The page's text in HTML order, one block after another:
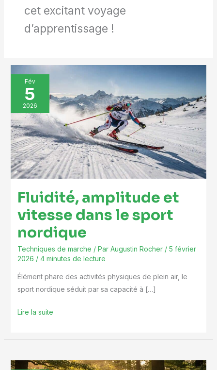
cet excitant voyage
d’apprentissage !
Fév
5
2026
Fluidité, amplitude et
vitesse dans le sport
nordique
Techniques de marche / Par Augustin Rocher / 5 février
2026 / 4 minutes de lecture
Élément phare des activités physiques de plein air, le
sport nordique séduit par sa capacité à […]
Fluidité,
amplitude
vitesse
dans
le
sport
nordique
Lire la suite